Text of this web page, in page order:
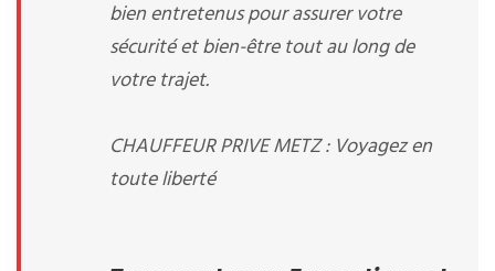
bien entretenus pour assurer votre
sécurité et bien-être tout au long de
votre trajet.
CHAUFFEUR PRIVE METZ : Voyagez en
toute liberté